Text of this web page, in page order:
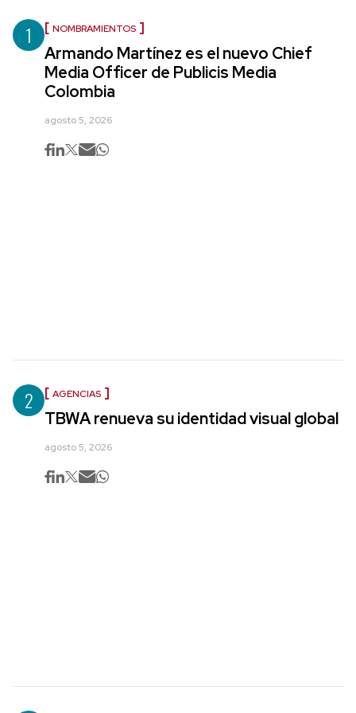
1 NOMBRAMIENTOS
Armando Martínez es el nuevo Chief
Media Officer de Publicis Media
Colombia
agosto 5, 2026
2 AGENCIAS
TBWA renueva su identidad visual global
agosto 5, 2026